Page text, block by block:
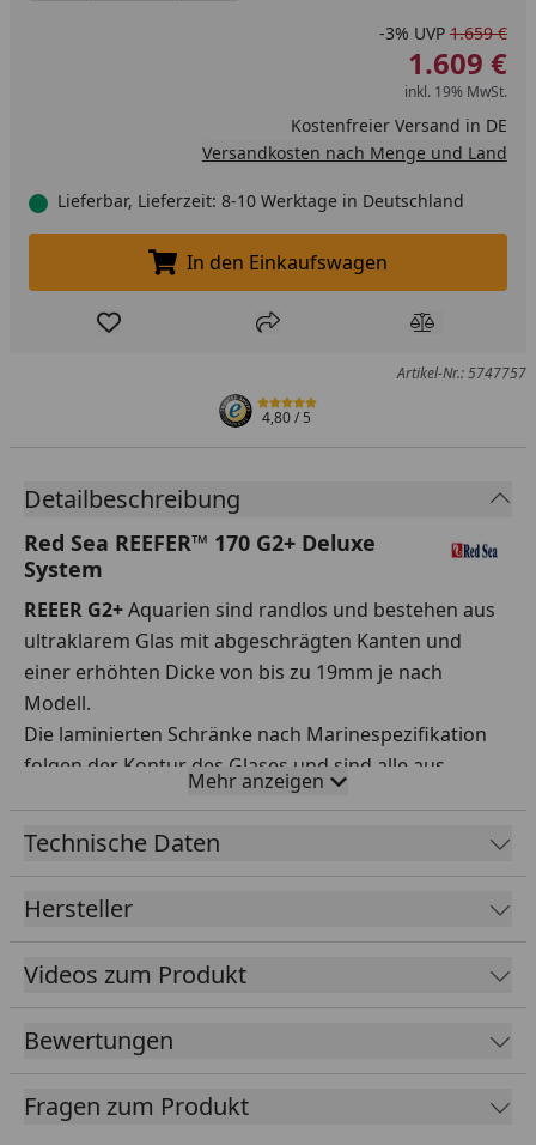
-3% UVP 1.659 €
1.609 €
inkl. 19% MwSt.
Kostenfreier Versand in DE
Versandkosten nach Menge und Land
Lieferbar, Lieferzeit: 8-10 Werktage in Deutschland
In den Einkaufswagen legen
In den Einkaufswagen
Produkt zur Wunschliste hinzufügen
Teilen Produkt
Artikel-Nr.: 5747757
4,80/ 5
Detailbeschreibung
Red Sea REEFER™ 170 G2+ Deluxe
System
REEER G2+Aquarien sind randlos und bestehen aus
ultraklarem Glas mit abgeschrägten Kanten und
einer erhöhten Dicke von bis zu 19mm je nach
Modell.
Die laminierten Schränke nach Marinespezifikation
folgen der Kontur des Glases und sind alle aus
Sperrholz gefertigt. Größere Modelle werden jetzt
mit Aluminiumstützen verstärkt.
ReefATO+ : Alle REEFER G2+ Modelle sind mit dem
Wasservolumen und Ihren Salzgehalt stabil hält und
hochempfindlichen Leckdetektor umfasst.
ReefMat-bereitREEFER G2+-Systeme verfügen über
ein herausnehmbares, ReefMat-fähiges
mechanisches Filterfach, komplett mit
Mikrofiltersocken und Medienbechern.
Mehr anzeigen
Technische Daten
Hersteller
Videos zum Produkt
Bewertungen
Fragen zum Produkt